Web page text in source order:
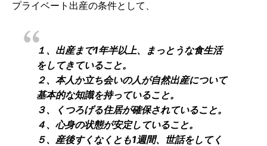
プライベート出産の条件として、
１、出産まで1年半以上、まっとうな食生活
をしてきていること。
２、本人か立ち会いの人が自然出産について
基本的な知識を持っていること。
３、くつろげる住居が確保されていること。
４、心身の状態が安定していること。
５、産後すくなくとも1週間、世話をしてく